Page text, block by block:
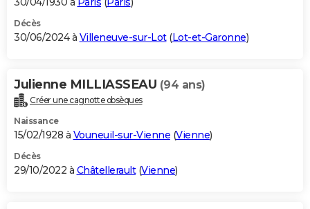
Décès
30/06/2024 à Villeneuve-sur-Lot(Lot-et-Garonne)
Julienne MILLIASSEAU (94 ans)
Créer une cagnotte obsèques
Naissance
15/02/1928 à Vouneuil-sur-Vienne (Vienne)
Décès
29/10/2022 à Châtellerault(Vienne)